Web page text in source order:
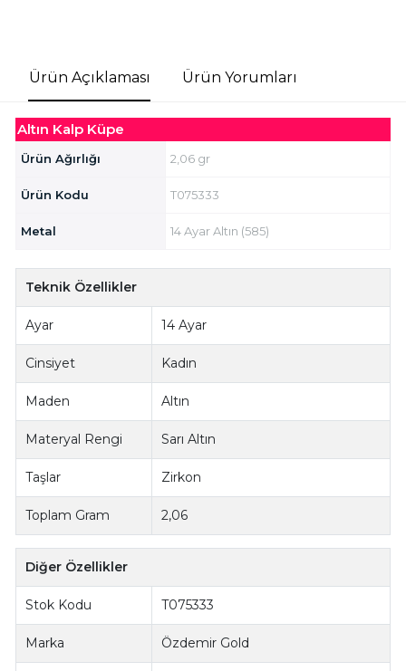
Ürün Açıklaması Ürün Yorumları
Altın Kalp Küpe
Ürün Ağırlığı 2,06 gr
Ürün Kodu T075333
Metal 14 Ayar Altın (585)
Teknik Özellikler
Ayar 14 Ayar
Cinsiyet Kadın
Maden Altın
Materyal Rengi Sarı Altın
Taşlar Zirkon
Toplam Gram 2,06
Diğer Özellikler
Stok Kodu T075333
Marka Özdemir Gold